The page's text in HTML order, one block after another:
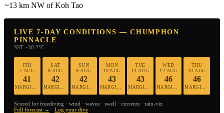
~13 km NW of Koh Tao
LIVE 7-DAY CONDITIONS — CHUMPHON
PINNACLE
SST ~30.2°C
FRI
7 AUG
41
SAT
8 AUG
42
SUN
9 AUG
42
MARGINAL
MON
10 AUG
43
TUE
11 AUG
43
WED
12 AUG
46
THU
13 AUG
46
Scored for freediving · wind · waves · swell · currents · rain-viz
Full forecast → · Log your dive